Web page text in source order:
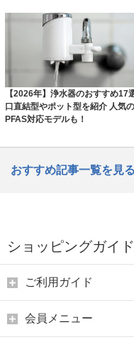
【2026年】浄水器のおすすめ17
口直結型やポット型を紹介 人気の
PFAS対応モデルも！
おすすめ記事一覧を見る
ショッピングガイド
ご利用ガイド
会員メニュー